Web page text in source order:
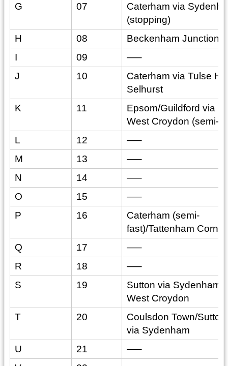
G
07
Caterham via
(stopping)
H
08
Beckenham Junction
I
09
—–
J
10
Caterham via Tulse
Selhurst
K
11
Epsom/Guildford via
West Croydon (semi-
L
12
—–
M
13
—–
N
14
—–
O
15
—–
P
16
Caterham (semi-
fast)/Tattenham Corner
Q
17
—–
R
18
—–
S
19
Sutton via Sydenham -
West Croydon
T
20
Coulsdon Town/Sutton
via Sydenham
U
21
—–